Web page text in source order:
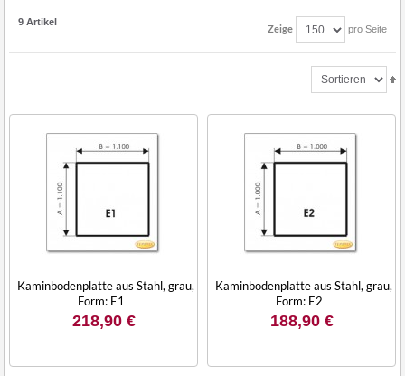
9 Artikel
Zeige pro Seite
Kaminbodenplatte aus Stahl, grau,
Form: E1
218,90 €
Kaminbodenplatte aus Stahl, grau,
Form: E2
188,90 €